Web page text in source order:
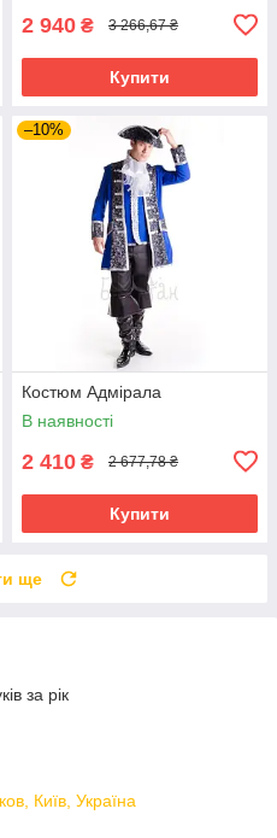
2 940 ₴ 3 266,67 ₴
Купити
–10%
Костюм Адмірала
В наявності
2 410 ₴ 2 677,78 ₴
Купити
ще
за рік
Київ, Україна